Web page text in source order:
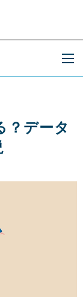
？データ